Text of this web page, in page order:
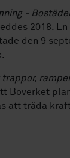
-
2018.
den 9
Boverket
att träda